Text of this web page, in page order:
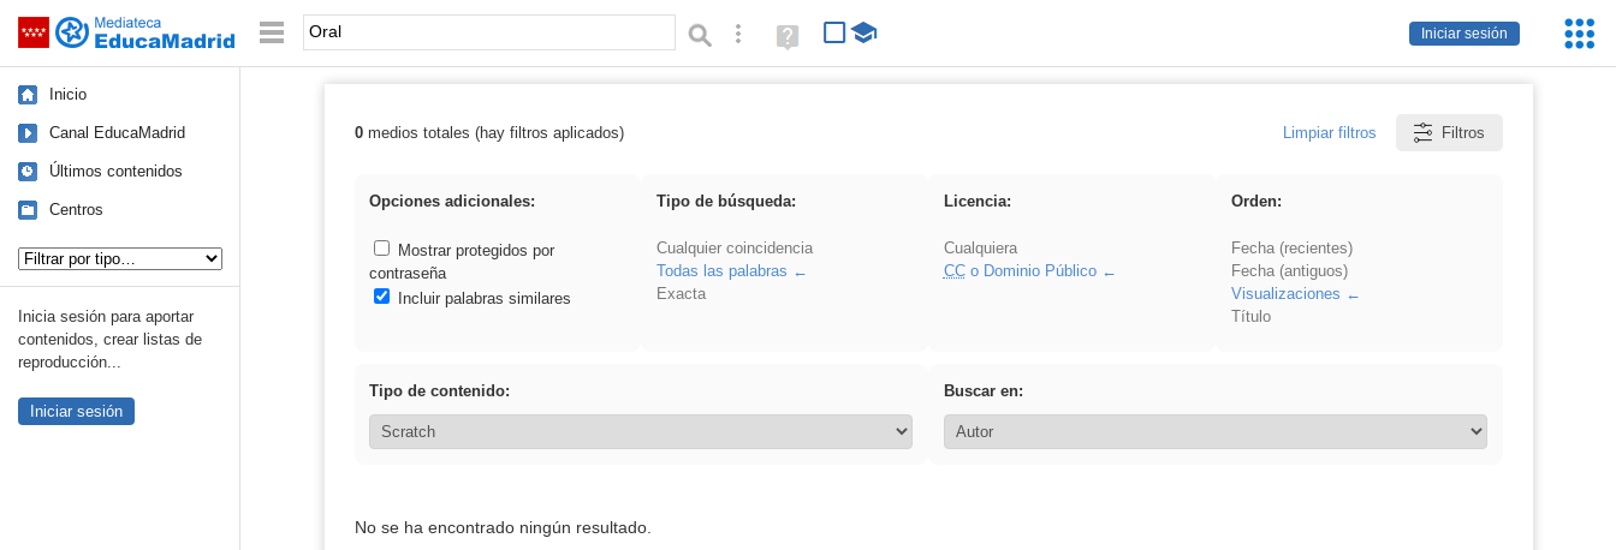
Saltar navegación
Iniciar sesión
Palabra o frase: Búsqueda avanzada
Ayuda
(en
Inicio
Canal EducaMadrid
Últimos contenidos
Centros
Inicia sesión para aportar
contenidos, crear listas de
reproducción...
Iniciar sesión
Resultados de: Oral
0medios totales (hay filtros aplicados) Limpiar filtros Filtros
Opciones adicionales:
Mostrar protegidos por
contraseña
Incluir palabras similares
Tipo de búsqueda:
Cualquier coincidencia
Todas las palabras
Exacta
Licencia:
Cualquiera
CCo Dominio Público
Orden:
Fecha (recientes)
Fecha (antiguos)
Visualizaciones
Título
Tipo de contenido: Buscar en:
No se ha encontrado ningún resultado.